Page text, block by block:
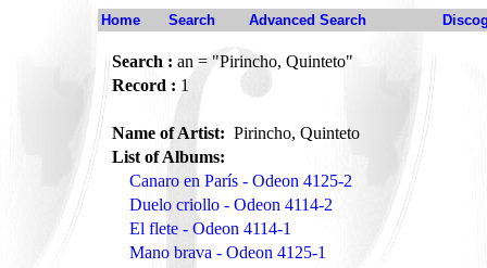
Home Search Advanced Search
Search : an = "Pirincho, Quinteto"
Record : 1
Name of Artist: Pirincho, Quinteto
List of Albums:
Canaro en París - Odeon 4125-2
Duelo criollo - Odeon 4114-2
El flete - Odeon 4114-1
Mano brava - Odeon 4125-1